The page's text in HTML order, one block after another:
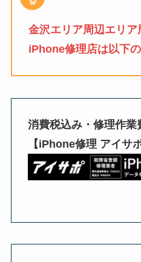
金沢エリア周辺エリ
iPhone修理店は以下
消費税込み・修理作業
【iPhone修理 アイサポ